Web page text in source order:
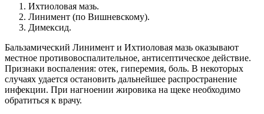
Ихтиоловая мазь.
Линимент (по Вишневскому).
Димексид.
Бальзамический Линимент и Ихтиоловая мазь оказывают
местное противовоспалительное, антисептическое действие.
Признаки воспаления: отек, гиперемия, боль. В некоторых
случаях удается остановить дальнейшее распространение
инфекции. При нагноении жировика на щеке необходимо
обратиться к врачу.